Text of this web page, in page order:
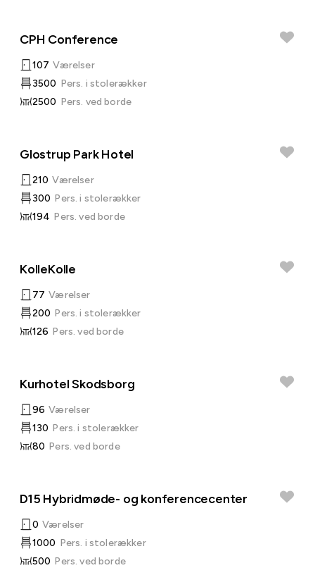
CPH Conference
107 Værelser
3500 Pers. i stolerækker
2500 Pers. ved borde
Glostrup Park Hotel
210 Værelser
300 Pers. i stolerækker
194 Pers. ved borde
KolleKolle
77 Værelser
200 Pers. i stolerækker
126 Pers. ved borde
Kurhotel Skodsborg
96 Værelser
130 Pers. i stolerækker
80 Pers. ved borde
D15 Hybridmøde- og konferencecenter
0 Værelser
1000 Pers. i stolerækker
500 Pers. ved borde